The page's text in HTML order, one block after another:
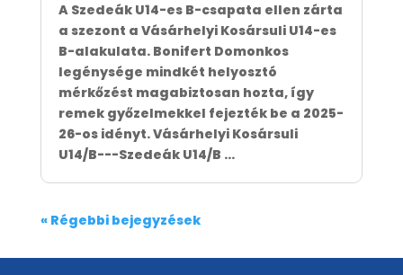
A Szedeák U14-es B-csapata ellen zárta
a szezont a Vásárhelyi Kosársuli U14-es
B-alakulata. Bonifert Domonkos
legénysége mindkét helyosztó
mérkőzést magabiztosan hozta, így
remek győzelmekkel fejezték be a 2025-
26-os idényt. Vásárhelyi Kosársuli
U14/B---Szedeák U14/B ...
« Régebbi bejegyzések